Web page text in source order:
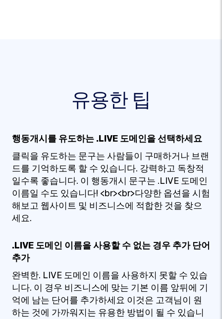
유용한 팁
행동개시를 유도하는 .LIVE 도메인을 선택하세요
클릭을 유도하는 문구는 사람들이 구매하거나 브랜
드를 기억하도록 할 수 있습니다. 강력하고 독창적
일수록 좋습니다. 이 행동개시 문구는 .LIVE 도메인
이름일 수도 있습니다! <br><br>다양한 옵션을 시험
해보고 웹사이트 및 비즈니스에 적합한 것을 찾으
세요.
.LIVE 도메인 이름을 사용할 수 없는 경우 추가 단어
추가
완벽한. LIVE 도메인 이름을 사용하지 못할 수 있습
니다. 이 경우 비즈니스에 맞는 기본 이름 앞뒤에 기
억에 남는 단어를 추가하세요 이것은 고객님이 원
하는 것에 가까워지는 유용한 방법이 될 수 있습니